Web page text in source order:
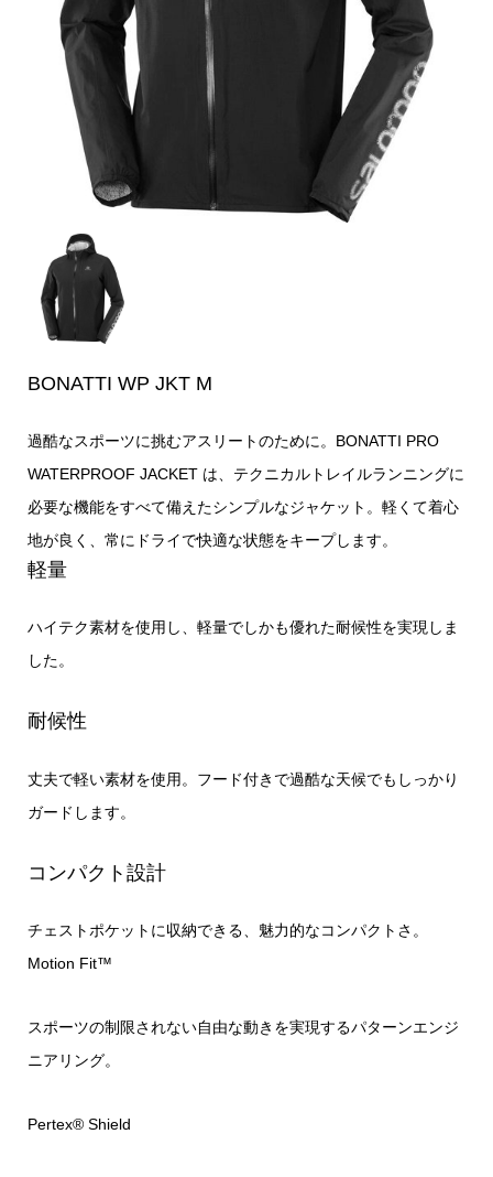
BONATTI WP JKT M
過酷なスポーツに挑むアスリートのために。BONATTI PRO
WATERPROOF JACKET は、テクニカルトレイルランニングに
必要な機能をすべて備えたシンプルなジャケット。軽くて着心
地が良く、常にドライで快適な状態をキープします。
軽量
ハイテク素材を使用し、軽量でしかも優れた耐候性を実現しま
した。
耐候性
丈夫で軽い素材を使用。フード付きで過酷な天候でもしっかり
ガードします。
コンパクト設計
チェストポケットに収納できる、魅力的なコンパクトさ。
Motion Fit™
スポーツの制限されない自由な動きを実現するパターンエンジ
ニアリング。
Pertex® Shield